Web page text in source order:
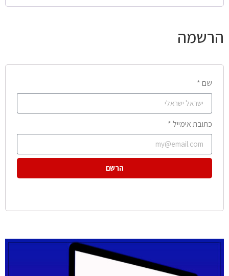
הרשמה
שם *
כתובת אימייל *
הרשם